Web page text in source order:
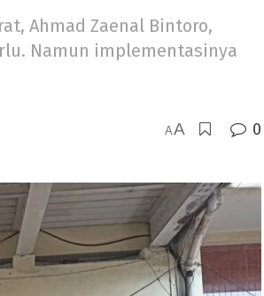
Ahmad Zaenal Bintoro,
Namun implementasinya
AA 0